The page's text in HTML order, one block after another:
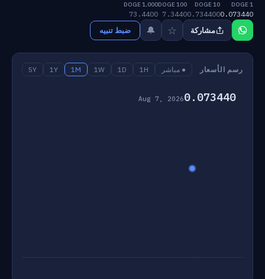
1 DOGE
0.073440
10 DOGE
0.734400
100 DOGE
7.3440
1,000 DOGE
73.4400
مشاركة ☆
🔔 ضبط تنبيه
رسم الأسعار ● مباشر 1H
1D
1W
1M
1Y
5Y
0.073440
Aug 7, 2026